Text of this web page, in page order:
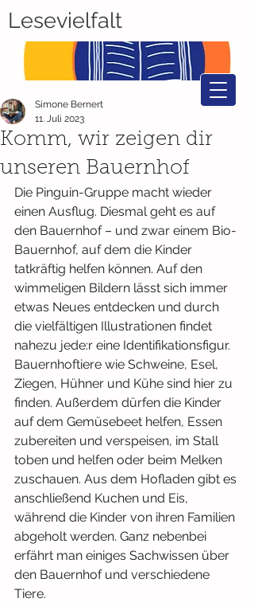
Lesevielfalt
Komm, wir zeigen dir
unseren Bauernhof
Simone Bernert
11. Juli 2023
Die Pinguin-Gruppe macht wieder
einen Ausflug. Diesmal geht es auf
den Bauernhof – und zwar einem Bio-
Bauernhof, auf dem die Kinder
tatkräftig helfen können. Auf den
wimmeligen Bildern lässt sich immer
etwas Neues entdecken und durch
die vielfältigen Illustrationen findet
nahezu jede:r eine Identifikationsfigur.
Bauernhoftiere wie Schweine, Esel,
Ziegen, Hühner und Kühe sind hier zu
finden. Außerdem dürfen die Kinder
auf dem Gemüsebeet helfen, Essen
zubereiten und verspeisen, im Stall
toben und helfen oder beim Melken
zuschauen. Aus dem Hofladen gibt es
anschließend Kuchen und Eis,
während die Kinder von ihren Familien
abgeholt werden. Ganz nebenbei
erfährt man einiges Sachwissen über
den Bauernhof und verschiedene
Tiere.